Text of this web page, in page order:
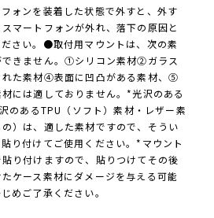
ォンを装着した状態で外すと、外す
マートフォンが外れ、落下の原因と
さい。●取付用マウントは、次の素
できません。①シリコン素材②ガラス
た素材④表面に凹凸がある素材、⑤
には適しておりません。*光沢のある
のあるTPU（ソフト）素材・レザー素
）は、適した素材ですので、そうい
り付けてご使用ください。*マウント
り付けますので、貼りつけてその後
ケース素材にダメージを与える可能
めご了承ください。